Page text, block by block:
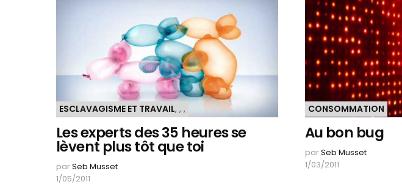
ESCLAVAGISME ET TRAVAIL, , ,
Les experts des 35 heures se
lèvent plus tôt que toi
parSeb Musset
1/05/2011
CONSOMMATION
Au bon bug
parSeb Musset
1/03/2011